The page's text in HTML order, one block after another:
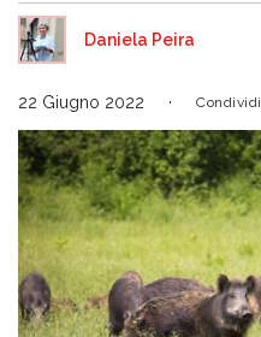
Daniela Peira
22 Giugno 2022 Condividi